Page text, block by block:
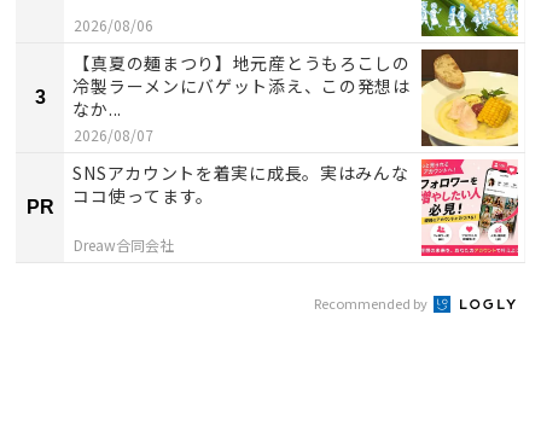
2026/08/06
3
【真夏の麺まつり】地元産とうもろこしの
冷製ラーメンにバゲット添え、この発想は
なか...
2026/08/07
PR
SNSアカウントを着実に成長。実はみんな
ココ使ってます。
Dreaw合同会社
Recommended by